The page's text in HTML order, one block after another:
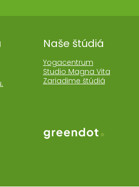
Naše štúdiá
Yogacentrum
Studio Magna Vita
Zariadime štúdiá
Web realizoval Greendot